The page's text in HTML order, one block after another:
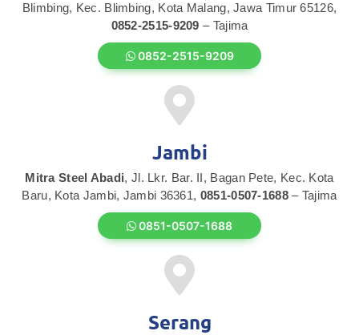
Blimbing, Kec. Blimbing, Kota Malang, Jawa Timur 65126,
0852-2515-9209 – Tajima
0852-2515-9209
Jambi
Mitra Steel Abadi, Jl. Lkr. Bar. II, Bagan Pete, Kec. Kota
Baru, Kota Jambi, Jambi 36361, 0851-0507-1688– Tajima
0851-0507-1688
Serang